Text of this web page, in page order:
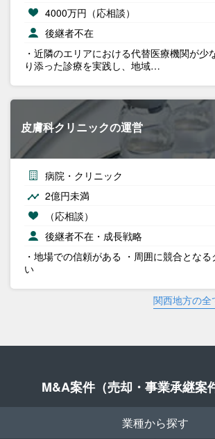
4000万円（応相談）
後継者不在
・近隣のエリアにおける代替医療機関が少
り添った診療を実践し、地域…
皮膚科クリニックの運営
病院・クリニック
2億円未満
（応相談）
後継者不在・成長戦略
・地場での信頼がある ・周囲に競合とな
い
関西地方の全
M&A案件（売却・事業承継案
業種から探す